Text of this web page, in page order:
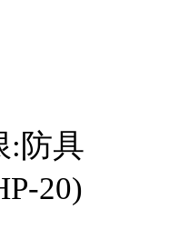
:防具
20)